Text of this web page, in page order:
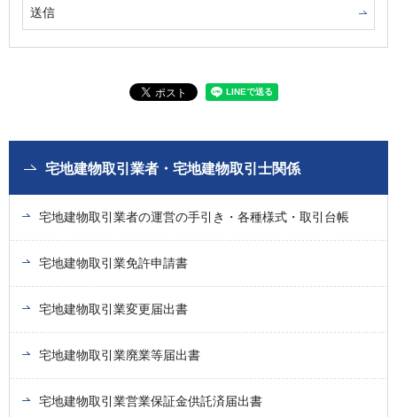
宅地建物取引業者・宅地建物取引士関係
宅地建物取引業者の運営の手引き・各種様式・取引台帳
宅地建物取引業免許申請書
宅地建物取引業変更届出書
宅地建物取引業廃業等届出書
宅地建物取引業営業保証金供託済届出書